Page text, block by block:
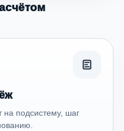
подсистему, шаг